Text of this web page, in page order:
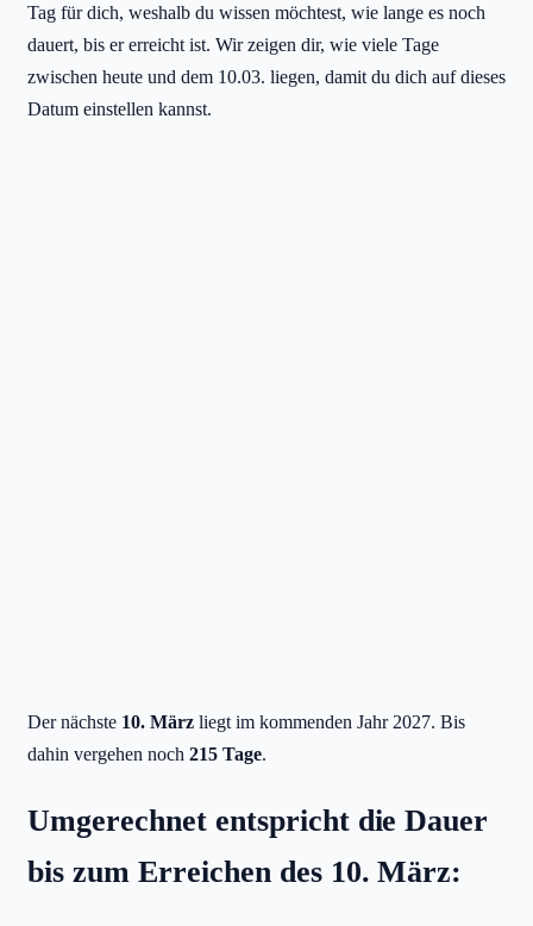
Tag für dich, weshalb du wissen möchtest, wie lange es noch
dauert, bis er erreicht ist. Wir zeigen dir, wie viele Tage
zwischen heute und dem 10.03. liegen, damit du dich auf dieses
Datum einstellen kannst.
Der nächste 10. März liegt im kommenden Jahr 2027. Bis
dahin vergehen noch 215 Tage.
Umgerechnet entspricht die Dauer
bis zum Erreichen des 10. März: